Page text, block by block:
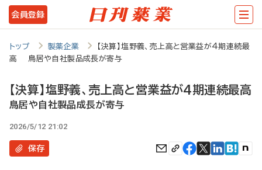
メ
イ
コ
ツ
に
会員登録
トップ 製薬企業
【決算】塩野義、売上高と営業益が4期連続最
高 鳥居や自社製品成長が寄与
【決算】塩野義、売上高と営業益が4期連続最高
鳥居や自社製品成長が寄与
2026/5/12 21:02
保存